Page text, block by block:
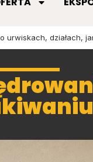
urwiskach, działach,